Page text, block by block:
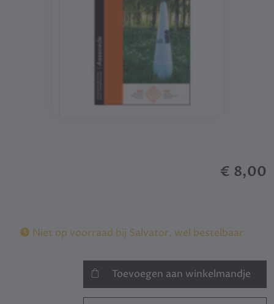
€ 8,00
Niet op voorraad bij Salvator, wel bestelbaar
Toevoegen aan winkelmandje